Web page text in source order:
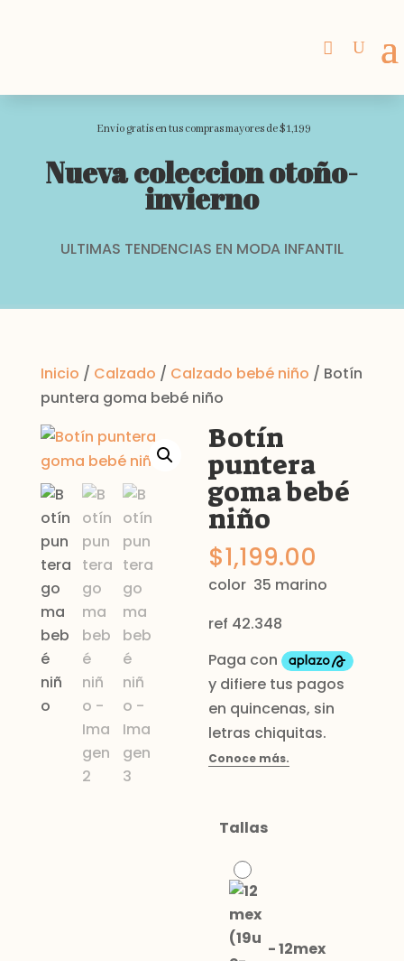
Envio gratis en tus compras mayores de $1,199
Nueva coleccion otoño-
invierno
ULTIMAS TENDENCIAS EN MODA INFANTIL
Inicio / Calzado / Calzado bebé niño / Botín
puntera goma bebé niño
Botín
puntera
goma bebé
niño
$1,199.00
color 35 marino
ref 42.348
Tallas
-12mex